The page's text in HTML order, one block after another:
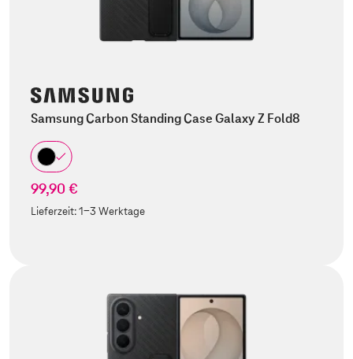
Samsung Carbon Standing Case Galaxy Z Fold8
99,90 €
Lieferzeit:1-3 Werktage